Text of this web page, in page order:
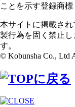
ことを示す登録商標
本サイトに掲載さ
製行為を固く禁止
す。
© Kobunsha Co., Ltd